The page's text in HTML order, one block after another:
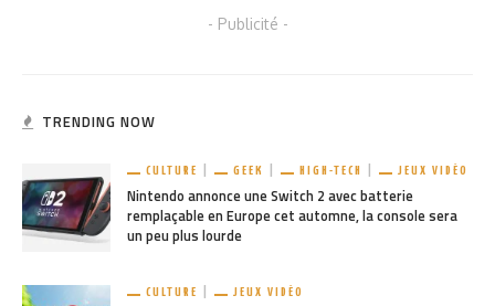
- Publicité -
TRENDING NOW
CULTURE GEEK HIGH-TECH JEUX VIDÉO
Nintendo annonce une Switch 2 avec batterie
remplaçable en Europe cet automne, la console sera
un peu plus lourde
CULTURE JEUX VIDÉO